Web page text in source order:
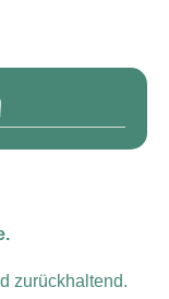
zurückhaltend.